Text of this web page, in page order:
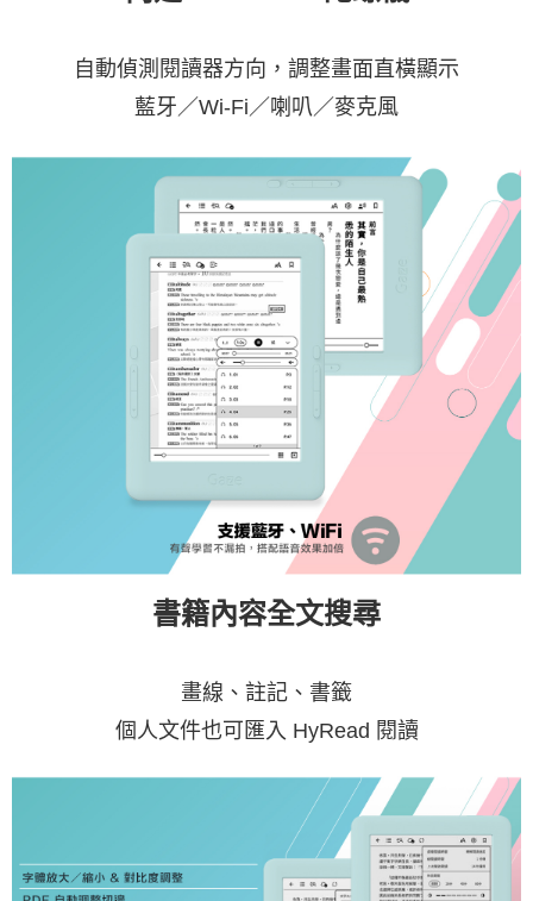
自動偵測閱讀器方向，調整畫面直橫顯示
藍牙／Wi-Fi／喇叭／麥克風
書籍內容全文搜尋
畫線、註記、書籤
個人文件也可匯入 HyRead 閱讀